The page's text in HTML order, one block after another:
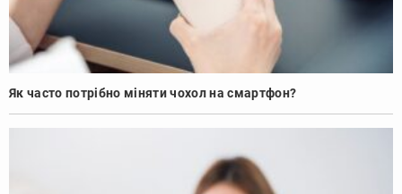
Як часто потрібно міняти чохол на смартфон?